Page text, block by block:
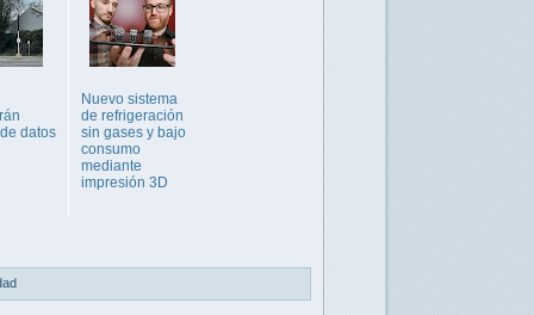
datos
Nuevo sistema
de refrigeración
sin gases y bajo
consumo
mediante
impresión 3D